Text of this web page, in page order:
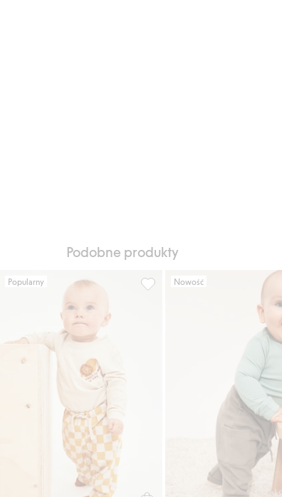
Podobne produkty
Dodaj do listy ulubione
dla niemowląt, o strukturze wafla, Dodaj do listy
Popularny
Spodnie dresowe w kratkę,
Nowość